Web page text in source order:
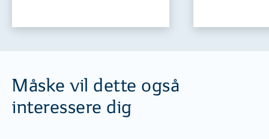
Måske vil dette også
interessere dig